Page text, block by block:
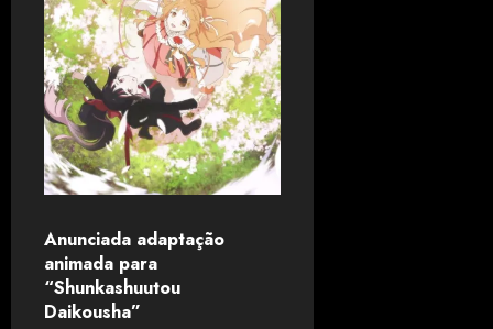
Anunciada adaptação
animada para
“Shunkashuutou
Daikousha”